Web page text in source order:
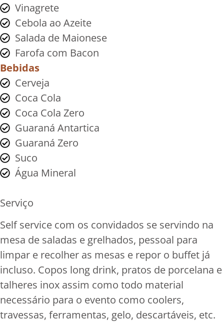
Vinagrete
Cebola ao Azeite
Salada de Maionese
Farofa com Bacon
Bebidas
Cerveja
Coca Cola
Coca Cola Zero
Guaraná Antartica
Guaraná Zero
Suco
Água Mineral
Serviço
Self service com os convidados se servindo na
mesa de saladas e grelhados, pessoal para
limpar e recolher as mesas e repor o buffet já
incluso. Copos long drink, pratos de porcelana e
talheres inox assim como todo material
necessário para o evento como coolers,
travessas, ferramentas, gelo, descartáveis, etc.